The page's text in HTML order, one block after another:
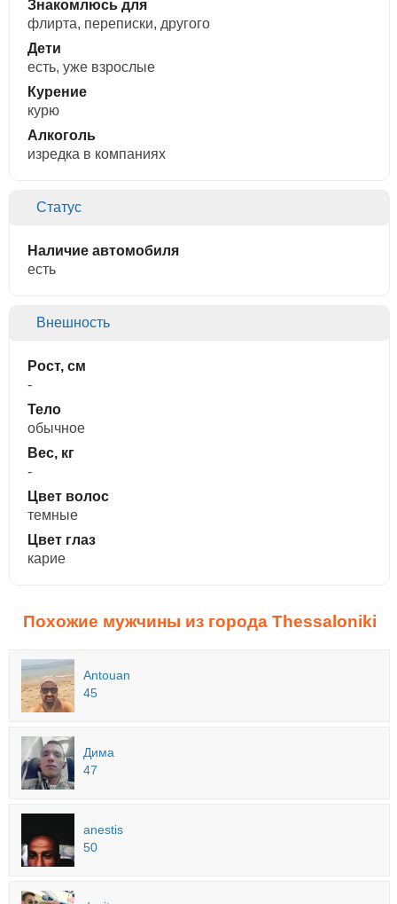
Знакомлюсь для
флирта, переписки, другого
Дети
есть, уже взрослые
Курение
курю
Алкоголь
изредка в компаниях
Статус
Наличие автомобиля
есть
Внешность
Рост, см
-
Тело
обычное
Вес, кг
-
Цвет волос
темные
Цвет глаз
карие
Похожие мужчины из города Thessaloniki
Antouan
45
Дима
47
anestis
50